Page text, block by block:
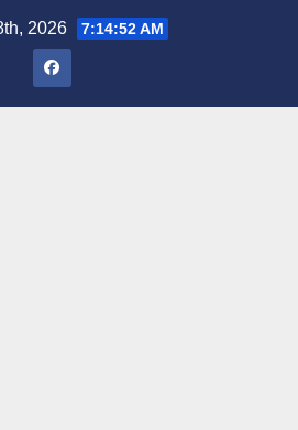
2026 7:14:53 AM